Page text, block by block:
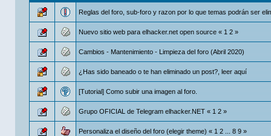
Reglas del foro, sub-foro y razon por lo que temas podrán ser
Nuevo sitio web para elhacker.net open source «1 2»
Cambios - Mantenimiento - Limpieza del foro (Abril 2020)
¿Has sido baneado o te han eliminado un post?, leer aquí
[Tutorial] Como subir una imagen al foro.
Grupo OFICIAL de Telegram elhacker.NET «1 2»
Personaliza el diseño del foro (elegir theme) «1 2...8 9»